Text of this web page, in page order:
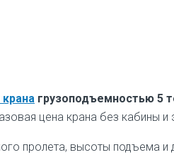
грузоподъемностью 5
цена крана без кабины и
пролета, высоты подъема